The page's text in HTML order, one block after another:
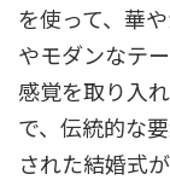
を使って、華
やモダンなテ
感覚を取り入
で、伝統的な
された結婚式